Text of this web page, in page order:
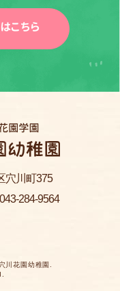
こちら
穴川町375
284-9564
川花園幼稚園